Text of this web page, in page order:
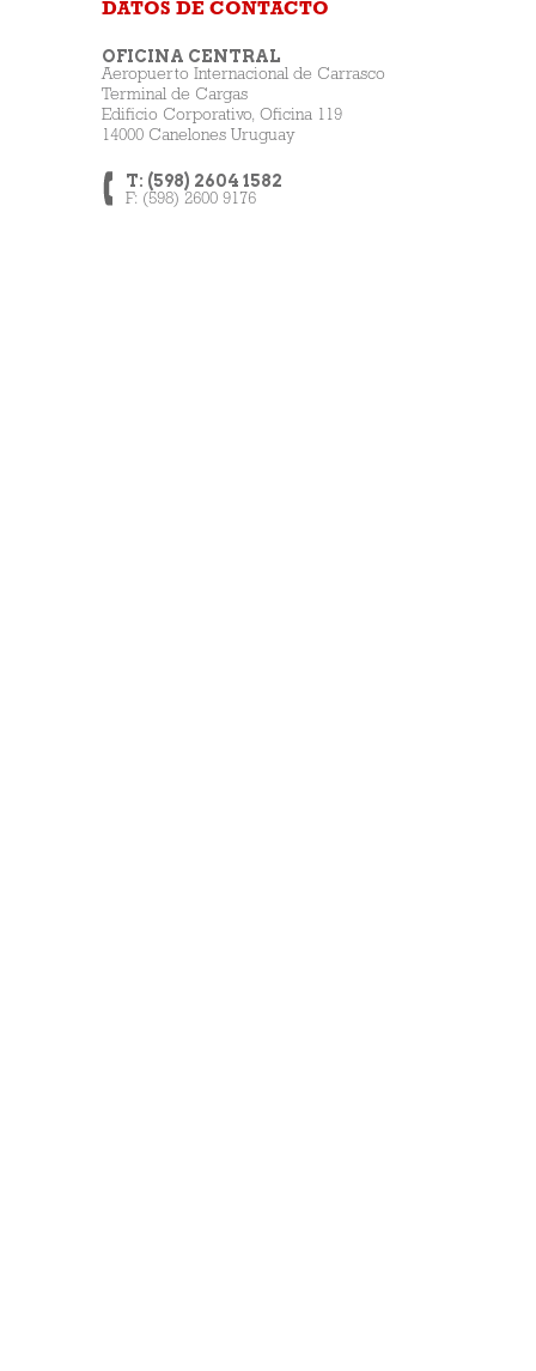
DATOS DE CONTACTO
OFICINA CENTRAL
Aeropuerto Internacional de Carrasco
Terminal de Cargas
Edi­ficio Corporativo, Oficina 119
14000 Canelones Uruguay
T: (598) 2604 1582
F: (598) 2600 9176